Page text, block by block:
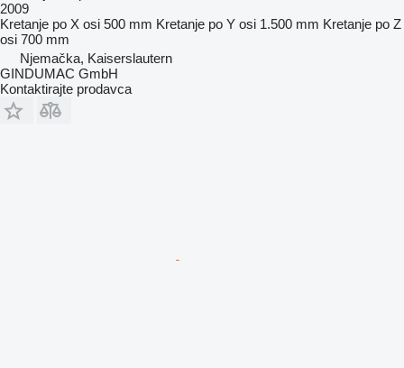
2009
Kretanje po X osi 500 mm Kretanje po Y osi 1.500 mm Kretanje po Z
osi 700 mm
Njemačka, Kaiserslautern
GINDUMAC GmbH
Kontaktirajte prodavca